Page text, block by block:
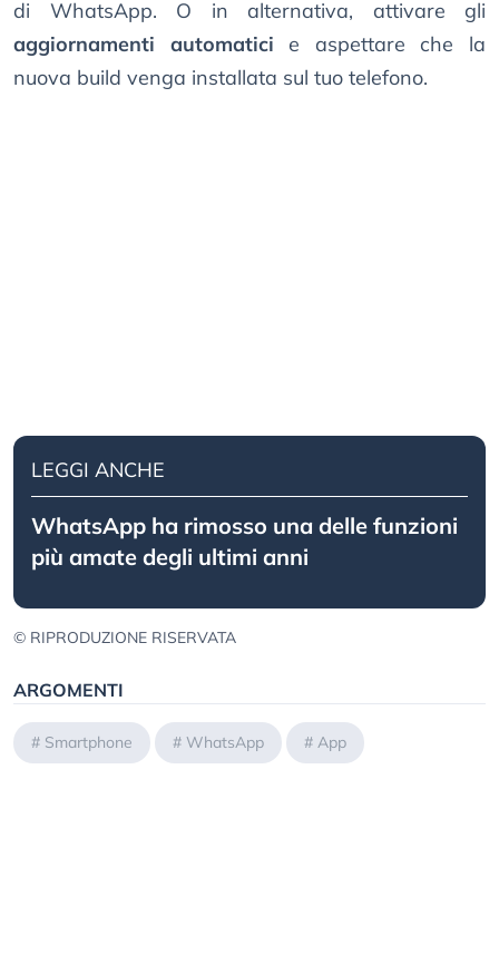
di WhatsApp. O in alternativa, attivare gli
aggiornamenti automatici e aspettare che la
nuova build venga installata sul tuo telefono.
LEGGI ANCHE
WhatsApp ha rimosso una delle funzioni
più amate degli ultimi anni
© RIPRODUZIONE RISERVATA
ARGOMENTI
# Smartphone # WhatsApp # App